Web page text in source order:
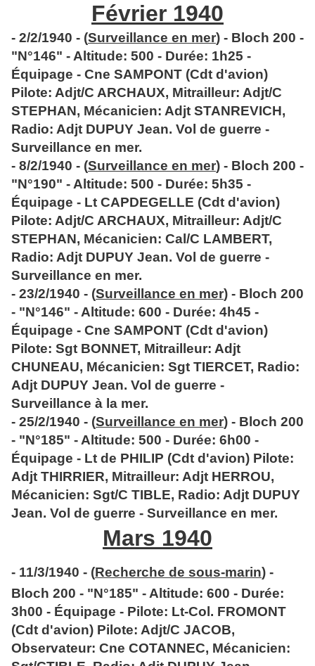
Février 1940
- 2/2/1940 - (Surveillance en mer) - Bloch 200 -
"N°146" - Altitude: 500 - Durée: 1h25 -
Équipage - Cne SAMPONT (Cdt d'avion)
Pilote: Adjt/C ARCHAUX, Mitrailleur: Adjt/C
STEPHAN, Mécanicien: Adjt STANREVICH,
Radio: Adjt DUPUY Jean. Vol de guerre -
Surveillance en mer.
- 8/2/1940 - (Surveillance en mer) - Bloch 200 -
"N°190" - Altitude: 500 - Durée: 5h35 -
Équipage - Lt CAPDEGELLE (Cdt d'avion)
Pilote: Adjt/C ARCHAUX, Mitrailleur: Adjt/C
STEPHAN, Mécanicien: Cal/C LAMBERT,
Radio: Adjt DUPUY Jean. Vol de guerre -
Surveillance en mer.
- 23/2/1940 - (Surveillance en mer) - Bloch 200
- "N°146" - Altitude: 600 - Durée: 4h45 -
Équipage - Cne SAMPONT (Cdt d'avion)
Pilote: Sgt BONNET, Mitrailleur: Adjt
CHUNEAU, Mécanicien: Sgt TIERCET, Radio:
Adjt DUPUY Jean. Vol de guerre -
Surveillance à la mer.
- 25/2/1940 - (Surveillance en mer) - Bloch 200
- "N°185" - Altitude: 500 - Durée: 6h00 -
Équipage - Lt de PHILIP (Cdt d'avion) Pilote:
Adjt THIRRIER, Mitrailleur: Adjt HERROU,
Mécanicien: Sgt/C TIBLE, Radio: Adjt DUPUY
Jean. Vol de guerre - Surveillance en mer.
Mars 1940
- 11/3/1940 - (Recherche de sous-marin) -
Bloch 200 - "N°185" - Altitude: 600 - Durée:
3h00 - Équipage - Pilote: Lt-Col. FROMONT
(Cdt d'avion) Pilote: Adjt/C JACOB,
Observateur: Cne COTANNEC, Mécanicien: